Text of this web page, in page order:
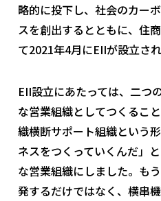
略的に投下し、社会のカー
スを創出するとともに、住
て2021年4月にEIIが設立され
EII設立にあたっては、二つ
な営業組織としてつくるこ
織横断サポート組織という
ネスをつくっていくんだ」
な営業組織にしました。も
発するだけではなく、横串